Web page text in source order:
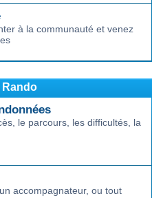
e
à la communauté et venez
Rando
le parcours, les difficultés, la
accompagnateur, ou tout